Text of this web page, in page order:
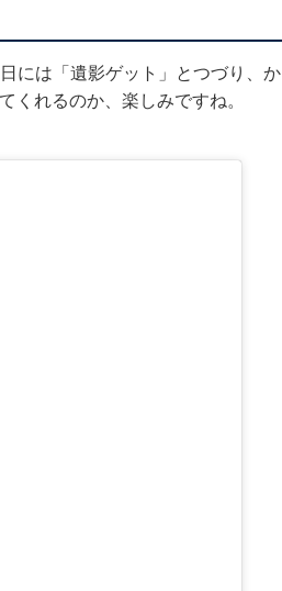
には「遺影ゲット」とつづり、か
くれるのか、楽しみですね。